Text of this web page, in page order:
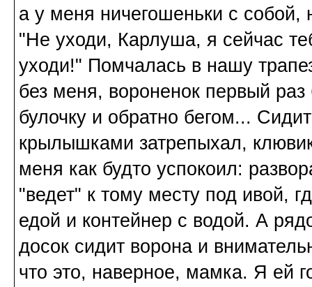
а у меня ничегошеньки с собой,
"Не уходи, Карлуша, я сейчас
уходи!" Помчалась в нашу
без меня, вороненок первый
булочку и обратно бегом...
крылышками затрепыхал,
меня как будто успокоил:
"ведет" к тому месту под ивой,
едой и контейнер с водой. А
досок сидит ворона и
что это, наверное, мамка. Я ей